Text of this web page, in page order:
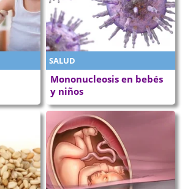
SALUD
Mononucleosis en bebés
y niños